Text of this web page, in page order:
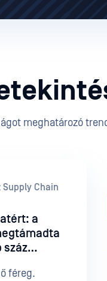
meghatározó
Supply Chain
a
száz
féreg.